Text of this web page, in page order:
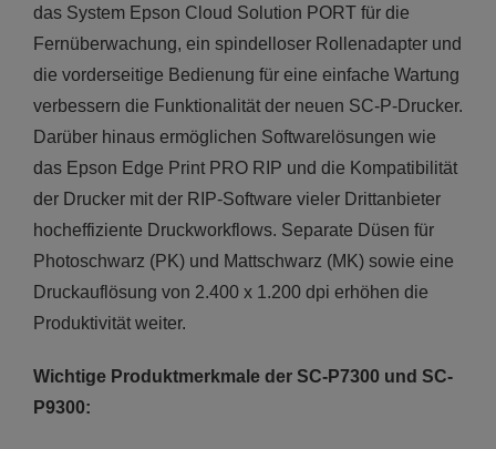
das System Epson Cloud Solution PORT für die
Fernüberwachung, ein spindelloser Rollenadapter und
die vorderseitige Bedienung für eine einfache Wartung
verbessern die Funktionalität der neuen SC-P-Drucker.
Darüber hinaus ermöglichen Softwarelösungen wie
das Epson Edge Print PRO RIP und die Kompatibilität
der Drucker mit der RIP-Software vieler Drittanbieter
hocheffiziente Druckworkflows. Separate Düsen für
Photoschwarz (PK) und Mattschwarz (MK) sowie eine
Druckauflösung von 2.400 x 1.200 dpi erhöhen die
Produktivität weiter.
Wichtige Produktmerkmale der SC-P7300 und SC-
P9300: